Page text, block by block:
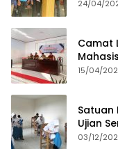
24/04/
Camat
15/04/
Satuan
Ujian
Proses
03/12/